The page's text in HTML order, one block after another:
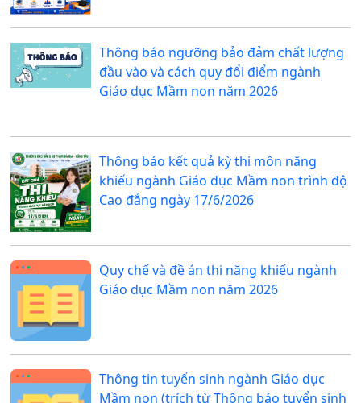
Thông báo ngưỡng bảo đảm chất lượng
đầu vào và cách quy đổi điểm ngành
Giáo dục Mầm non năm 2026
Thông báo kết quả kỳ thi môn năng
khiếu ngành Giáo dục Mầm non trình độ
Cao đẳng ngày 17/6/2026
Quy chế và đề án thi năng khiếu ngành
Giáo dục Mầm non năm 2026
Thông tin tuyển sinh ngành Giáo dục
Mầm non (trích từ Thông báo tuyển sinh